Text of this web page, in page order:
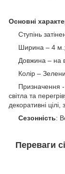
Основні
Ступінь
Ширина – 4 м.;
Довжина – на
Колір –
Призначення -
світла та
декоративні цілі,
Сезонність:
Переваги